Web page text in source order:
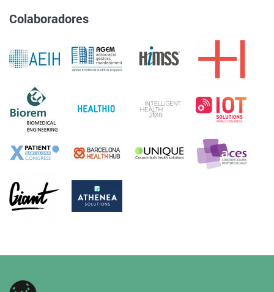
Colaboradores